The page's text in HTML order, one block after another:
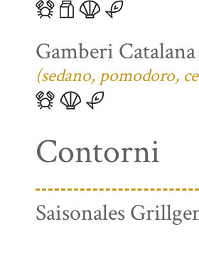
Gamberi Catalana
(sedano, pomodoro,
Contorni
Saisonales